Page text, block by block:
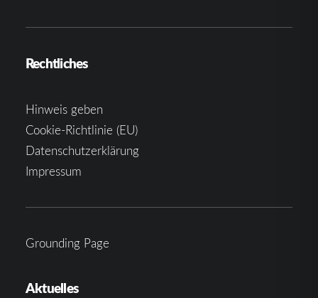
Rechtliches
Hinweis geben
Cookie-Richtlinie (EU)
Datenschutzerklärung
Impressum
Grounding Page
Aktuelles